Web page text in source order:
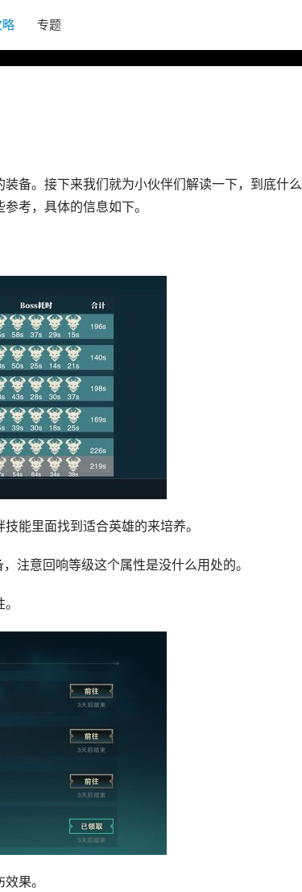
专题
备。接下来我们就为小伙伴们解读一下，到底什么
考，具体的信息如下。
能里面找到适合英雄的来培养。
注意回响等级这个属性是没什么用处的。
果。